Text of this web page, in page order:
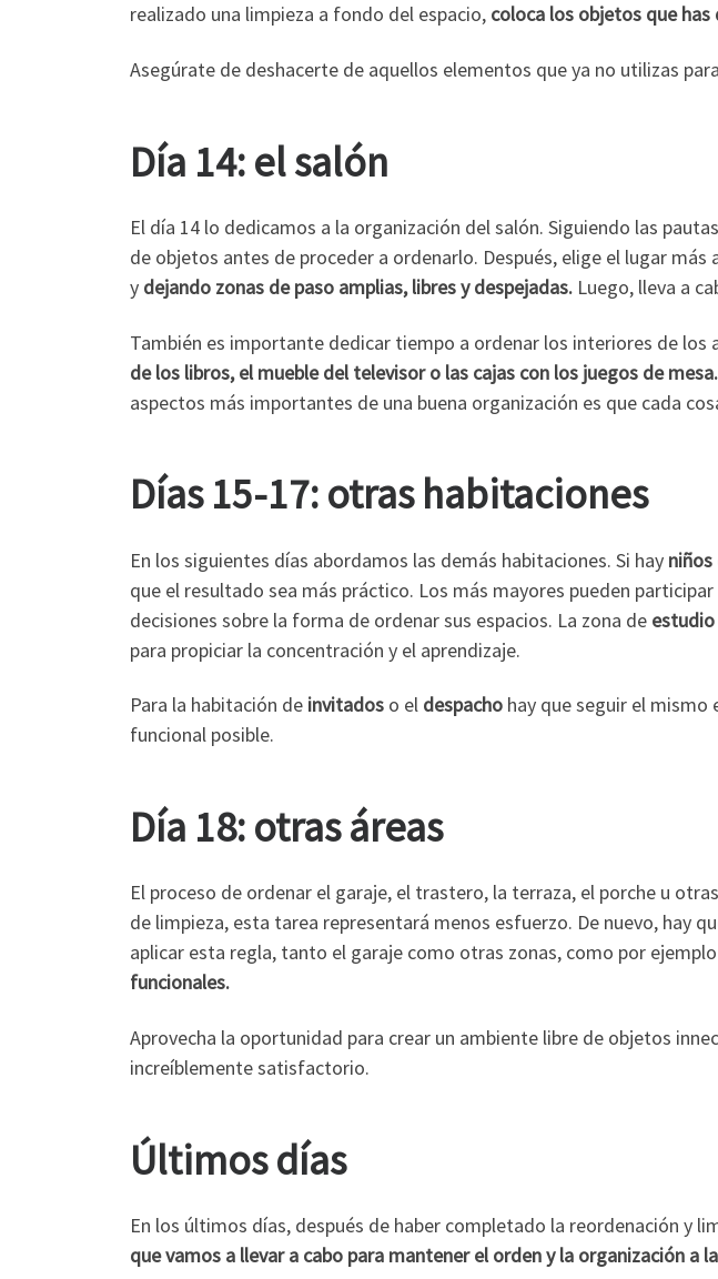
realizado una limpieza a fondo del espacio, coloca los objetos que
Asegúrate de deshacerte de aquellos elementos que ya no utilizas
Día 14: el salón
El día 14 lo dedicamos a la organización del salón. Siguiendo las
de objetos antes de proceder a ordenarlo. Después, elige el lugar
y dejando zonas de paso amplias, libres y despejadas. Luego, lleva a
También es importante dedicar tiempo a ordenar los interiores de los
de los libros, el mueble del televisor o las cajas con los juegos de mesa.
aspectos más importantes de una buena organización es que cada
Días 15-17: otras habitaciones
En los siguientes días abordamos las demás habitaciones. Si hay niños
que el resultado sea más práctico. Los más mayores pueden
decisiones sobre la forma de ordenar sus espacios. La zona de estudio
para propiciar la concentración y el aprendizaje.
Para la habitación de invitados o el despacho hay que seguir el mismo
funcional posible.
Día 18: otras áreas
El proceso de ordenar el garaje, el trastero, la terraza, el porche u
de limpieza, esta tarea representará menos esfuerzo. De nuevo, hay
aplicar esta regla, tanto el garaje como otras zonas, como por
funcionales.
Aprovecha la oportunidad para crear un ambiente libre de objetos
increíblemente satisfactorio.
Últimos días
En los últimos días, después de haber completado la reordenación y
que vamos a llevar a cabo para mantener el orden y la organización a